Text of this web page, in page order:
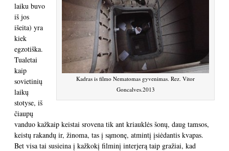
Kadras is filmo Nematomas gyvenimas. Rez. Vitor
Goncalves.2013
laiku buvo
iš jos
išeita) yra
kiek
egzotiška.
Tualetai
kaip
sovietinių
laikų
stotyse, iš
čiaupų
vanduo kažkaip keistai srovena tik ant kriauklės šonų, daug tamsos,
keistų rakandų ir, žinoma, tas į sąmonę, atmintį įsiėdantis kvapas.
Bet visa tai susieina į kažkokį filminį interjerą taip gražiai, kad